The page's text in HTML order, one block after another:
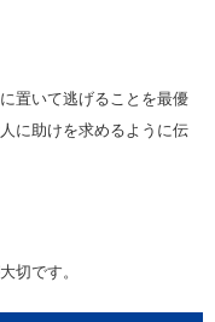
置いて逃げることを最優
に助けを求めるように伝
切です。